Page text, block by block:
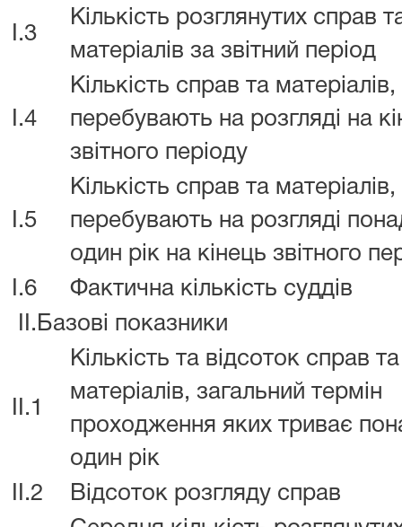
I.3
Кількість розглянутих справ
матеріалів за звітний період
I.4
Кількість справ та
перебувають на розгляді на
звітного періоду
I.5
Кількість справ та
перебувають на розгляді
один рік на кінець звітного
I.6
Фактична кількість суддів
II.Базові показники
II.1
Кількість та відсоток справ та
матеріалів, загальний термін
проходження яких триває
один рік
II.2
Відсоток розгляду справ